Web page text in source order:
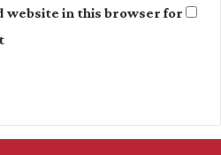
website in this browser for